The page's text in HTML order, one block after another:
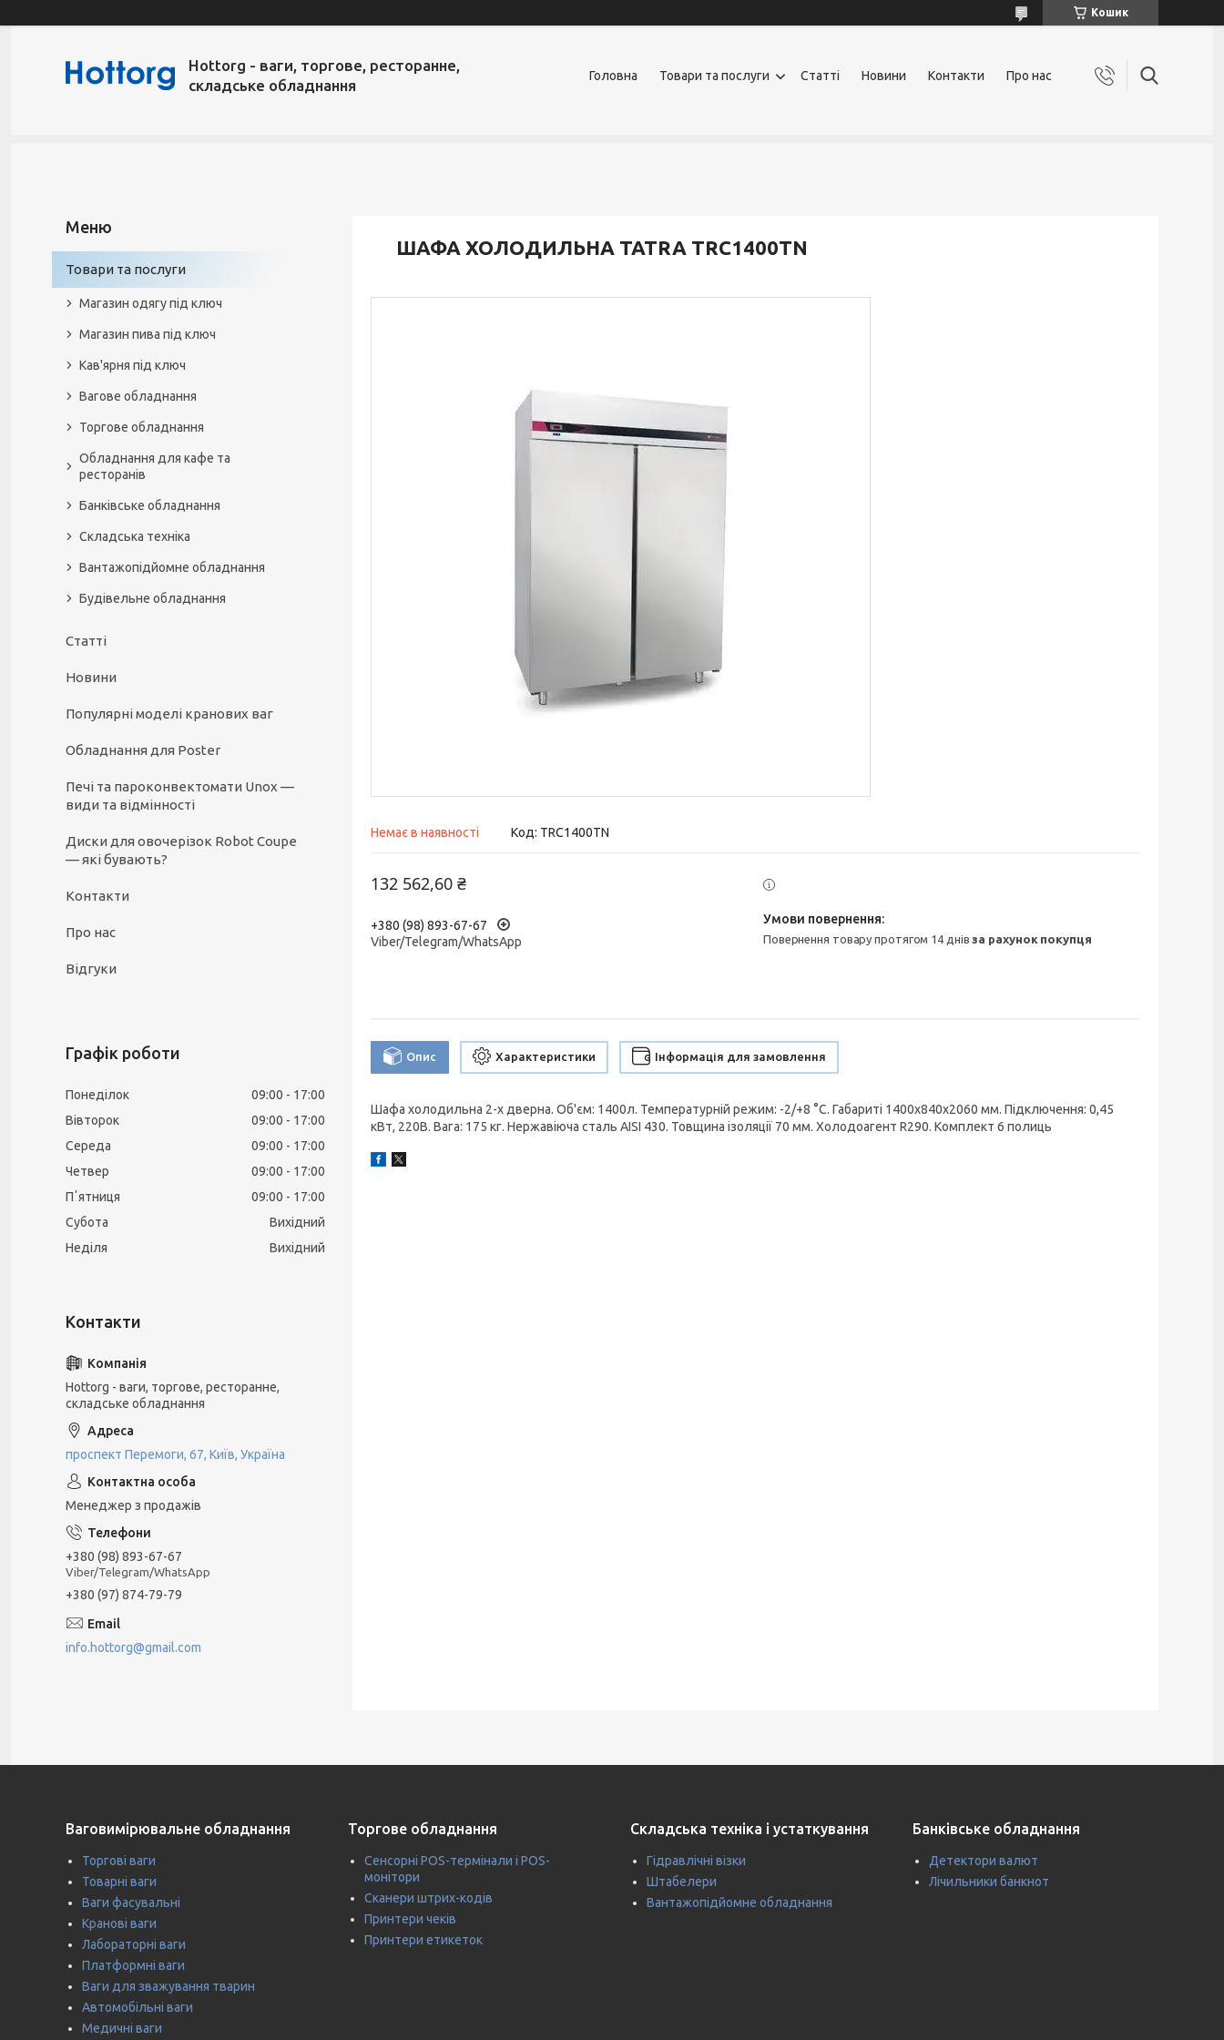
Кошик
Hottorg - ваги, торгове, ресторанне,
складське обладнання
Головна Товари та послуги Статті Новини Контакти Про нас
ШАФА ХОЛОДИЛЬНА TATRA TRC1400TN
Немає в наявності Код: TRC1400TN
132 562,60 ₴
+380 (98) 893-67-67
Viber/Telegram/WhatsApp
повернення товару протягом 14 днівза рахунок покупця
Опис Характеристики Інформація для замовлення
Шафа холодильна 2-х дверна. Об'єм: 1400л. Температурній режим: -2/+8 °С. Габариті 1400x840x2060 мм. Підключення: 0,45
кВт, 220В. Вага: 175 кг. Нержавіюча сталь AISI 430. Товщина ізоляції 70 мм. Холодоагент R290. Комплект 6 полиць
Товари та послуги
Магазин одягу під ключ
Магазин пива під ключ
Кав'ярня під ключ
Вагове обладнання
Торгове обладнання
Обладнання для кафе та
ресторанів
Банківське обладнання
Складська техніка
Вантажопідйомне обладнання
Будівельне обладнання
Статті
Новини
Популярні моделі кранових ваг
Обладнання для Poster
Печі та пароконвектомати Unox —
види та відмінності
Диски для овочерізок Robot Coupe
— які бувають?
Контакти
Про нас
Відгуки
Графік роботи
Понеділок 09:00
17:00
Вівторок
09:00
17:00
Середа
09:00
17:00
Четвер
09:00
17:00
Пʼятниця
09:00
17:00
Субота
Вихідний
Неділя
Вихідний
Hottorg - ваги, торгове, ресторанне,
складське обладнання
проспект Перемоги, 67, Київ, Україна
Менеджер з продажів
+380 (98) 893-67-67
Viber/Telegram/WhatsApp
+380 (97) 874-79-79
info.hottorg@gmail.com
Ваговимірювальне обладнання
Торгові ваги
Товарні ваги
Ваги фасувальні
Кранові ваги
Лабораторні ваги
Платформні ваги
Ваги для зважування тварин
Автомобільні ваги
Медичні ваги
Торгове обладнання
Сенсорні POS-термінали і POS-
монітори
Сканери штрих-кодів
Принтери чеків
Принтери етикеток
Складська техніка і устаткування
Гідравлічні візки
Штабелери
Вантажопідйомне обладнання
Банківське обладнання
Детектори валют
Лічильники банкнот